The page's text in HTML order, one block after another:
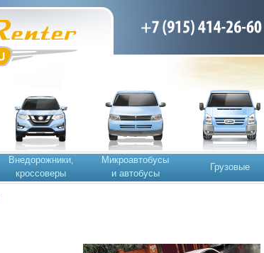
Внедорожники,
кроссоверы
Микроавтобусы
и автобусы
Грузовые